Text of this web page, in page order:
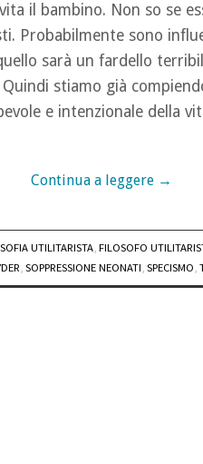
il bambino. Non so se
Probabilmente sono
sarà un fardello
stiamo già
e intenzionale della
Continua a leggere →
UTILITARISTA,FILOSOFO
, SOPPRESSIONE NEONATI, SPECISMO,